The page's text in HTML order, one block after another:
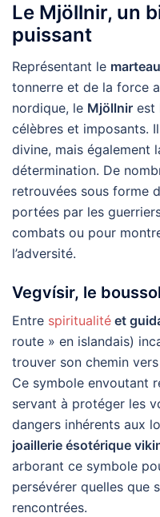
Le Mjöllnir, un
puissant
Représentant le
tonnerre et de la force
nordique, le Mjöllnir est
célèbres et imposants.
divine, mais également
détermination. De
retrouvées sous forme
portées par les
combats ou pour
l’adversité.
Vegvísir, le
Entre spiritualité et
route » en islandais)
trouver son chemin
Ce symbole envoutant
servant à protéger les
dangers inhérents aux
joaillerie ésotérique
arborant ce symbole
persévérer quelles que
rencontrées.